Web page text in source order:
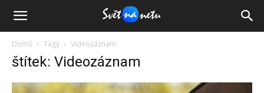
Domů Tagy Videozáznam
štítek: Videozáznam